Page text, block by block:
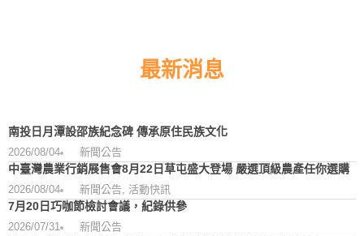
最新消息
南投日月潭設邵族紀念碑 傳承原住民族文化
2026/08/04 新聞公告
中臺灣農業行銷展售會8月22日草屯盛大登場 嚴選頂級農產任你選購
2026/08/04 新聞公告, 活動快訊
7月20日巧咖節檢討會議，紀錄供參
2026/07/31 新聞公告